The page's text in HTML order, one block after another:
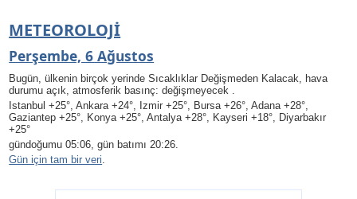
METEOROLOJI
Perşembe, 6 Ağustos
Bugün, ülkenin birçok yerinde Sıcaklıklar Değişmeden Kalacak, hava
durumu açık, atmosferik basınç: değişmeyecek .
Istanbul +25°, Ankara +24°, Izmir +25°, Bursa +26°, Adana +28°,
Gaziantep +25°, Konya +25°, Antalya +28°, Kayseri +18°, Diyarbakır
+25°
gündoğumu 05:06, gün batımı 20:26.
Gün için tam bir veri.